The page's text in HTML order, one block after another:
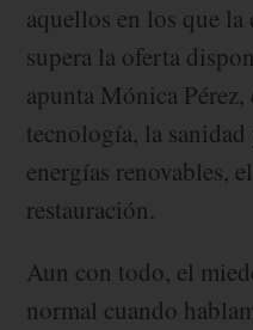
aquellos en los que la
supera la oferta
apunta Mónica
tecnología, la
energías renovables,
restauración.
Aun con todo, el
normal cuando